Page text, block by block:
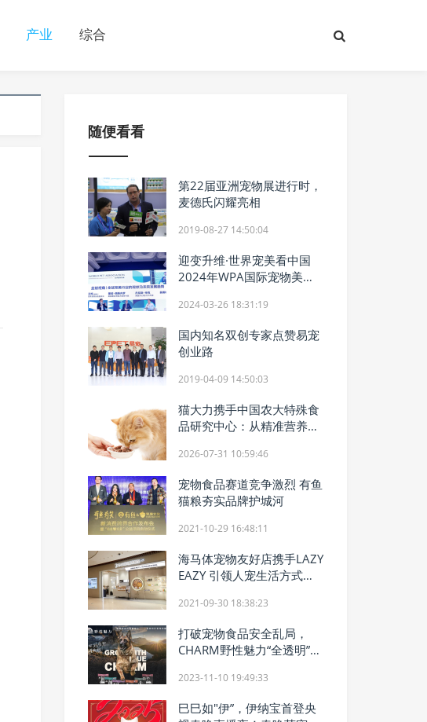
产业 综合
随便看看
第22届亚洲宠物展进行时，
麦德氏闪耀亮相
2019-08-27 14:50:04
迎变升维·世界宠美看中国
2024年WPA国际宠物美容
2024-03-26 18:31:19
国内知名双创专家点赞易宠
创业路
2019-04-09 14:50:03
猫大力携手中国农大特殊食
品研究中心：从精准营养到
2026-07-31 10:59:46
宠物食品赛道竞争激烈 有鱼
猫粮夯实品牌护城河
2021-10-29 16:48:11
海马体宠物友好店携手LAZY
EAZY 引领人宠生活方式新
2021-09-30 18:38:23
打破宠物食品安全乱局，
CHARM野性魅力“全透明”守
2023-11-10 19:49:33
巳巳如"伊”，伊纳宝首登央